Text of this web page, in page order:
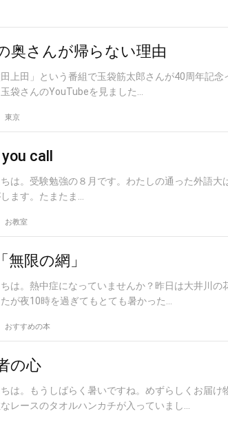
奥さんが帰らない理由
上田」という番組で玉袋筋太郎さんが40周年記念
袋さんのYouTubeを見ました...
東京
call
は。受験勉強の８月です。わたしの通った外語大
ます。たまたま...
お教室
無限の網」
は。熱中症になっていませんか？昨日は大井川の
が夜10時を過ぎてもとても暑かった...
おすすめの本
の心
は。もうしばらく暑いですね。めずらしくお届け
レースのタオルハンカチが入っていまし...